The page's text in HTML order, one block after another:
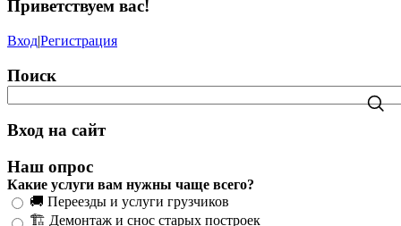
Приветствуем вас!
Вход|Регистрация
Поиск
Вход на сайт
Наш опрос
Какие услуги вам нужны чаще всего?
🚚 Переезды и услуги грузчиков
🏗️ Демонтаж и снос старых построек